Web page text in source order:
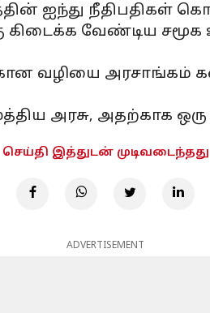
ஐந்து நீதிபதிகள்
வேண்டிய சமூக
வழியை அரசாங்கம்
அரசு, அதற்காக
செய்தி இத்துடன் முடிவடைந்தது
ADVERTISEMENT